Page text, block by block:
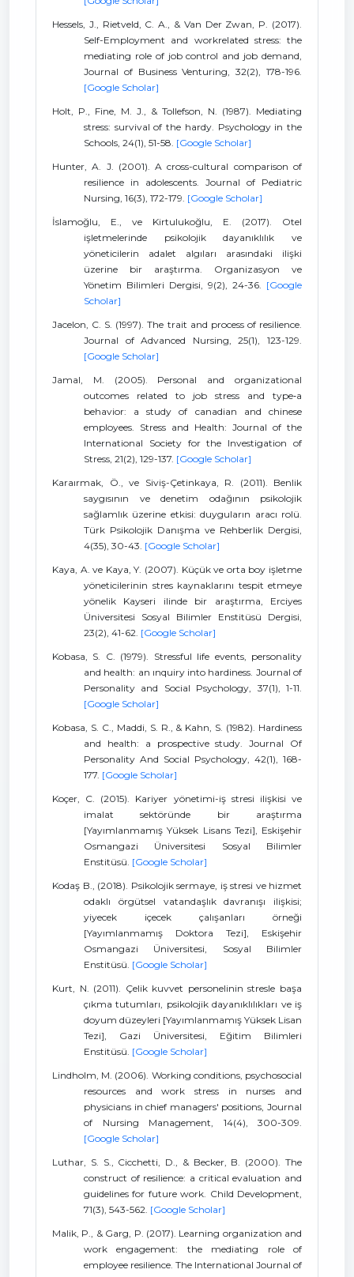
Hessels, J., Rietveld, C. A., & Van Der Zwan, P. (2017).
Self-Employment and workrelated stress: the
mediating role of job control and job demand,
Journal of Business Venturing, 32(2), 178-196.
[Google Scholar]
Holt, P., Fine, M. J., & Tollefson, N. (1987). Mediating
stress: survival of the hardy. Psychology in the
Schools, 24(1), 51-58. [Google Scholar]
Hunter, A. J. (2001). A cross-cultural comparison of
resilience in adolescents. Journal of Pediatric
Nursing, 16(3), 172-179. [Google Scholar]
İslamoğlu, E., ve Kirtulukoğlu, E. (2017). Otel
işletmelerinde psikolojik dayanıklılık ve
yöneticilerin adalet algıları arasındaki ilişki
üzerine bir araştırma. Organizasyon ve
Yönetim Bilimleri Dergisi, 9(2), 24-36. [Google
Scholar]
Jacelon, C. S. (1997). The trait and process of resilience.
Journal of Advanced Nursing, 25(1), 123-129.
[Google Scholar]
Jamal, M. (2005). Personal and organizational
outcomes related to job stress and type‐a
behavior: a study of canadian and chinese
employees. Stress and Health: Journal of the
International Society for the Investigation of
Stress, 21(2), 129-137. [Google Scholar]
Karaırmak, Ö., ve Siviş-Çetinkaya, R. (2011). Benlik
saygısının ve denetim odağının psikolojik
sağlamlık üzerine etkisi: duyguların aracı rolü.
Türk Psikolojik Danışma ve Rehberlik Dergisi,
4(35), 30-43. [Google Scholar]
Kaya, A. ve Kaya, Y. (2007). Küçük ve orta boy işletme
yöneticilerinin stres kaynaklarını tespit etmeye
yönelik Kayseri ilinde bir araştırma, Erciyes
Üniversitesi Sosyal Bilimler Enstitüsü Dergisi,
23(2), 41-62. [Google Scholar]
Kobasa, S. C. (1979). Stressful life events, personality
and health: an ınquiry into hardiness. Journal of
Personality and Social Psychology, 37(1), 1-11.
[Google Scholar]
Kobasa, S. C., Maddi, S. R., & Kahn, S. (1982). Hardiness
and health: a prospective study. Journal Of
Personality And Social Psychology, 42(1), 168-
177. [Google Scholar]
Koçer, C. (2015). Kariyer yönetimi-iş stresi ilişkisi ve
imalat sektöründe bir araştırma
[Yayımlanmamış Yüksek Lisans Tezi], Eskişehir
Osmangazi Üniversitesi Sosyal Bilimler
Enstitüsü. [Google Scholar]
Kodaş B., (2018). Psikolojik sermaye, iş stresi ve hizmet
odaklı örgütsel vatandaşlık davranışı ilişkisi;
yiyecek içecek çalışanları örneği
[Yayımlanmamış Doktora Tezi], Eskişehir
Osmangazi Üniversitesi, Sosyal Bilimler
Enstitüsü. [Google Scholar]
Kurt, N. (2011). Çelik kuvvet personelinin stresle başa
çıkma tutumları, psikolojik dayanıklılıkları ve iş
doyum düzeyleri [Yayımlanmamış Yüksek Lisan
Tezi], Gazi Üniversitesi, Eğitim Bilimleri
Enstitüsü. [Google Scholar]
Lindholm, M. (2006). Working conditions, psychosocial
resources and work stress in nurses and
physicians in chief managers' positions, Journal
of Nursing Management, 14(4), 300-309.
[Google Scholar]
Luthar, S. S., Cicchetti, D., & Becker, B. (2000). The
construct of resilience: a critical evaluation and
guidelines for future work. Child Development,
71(3), 543-562. [Google Scholar]
Malik, P., & Garg, P. (2017). Learning organization and
work engagement: the mediating role of
employee resilience. The International Journal of